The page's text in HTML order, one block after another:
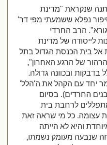
שנקראת "מדינת
נפלא ששמעתי מפי דר'
הרב החרדי
של מדינת
בית הכנסת הגדול בתל
של הרגע האחרון",
ובכוונה גדולה.
יחד עם הקהל את ה'הלל'
החרדים). בסיום
לרחבת בית
כל מי שראה זאת
והיא לא הייתה
שנבעה מעומק נשמתו,